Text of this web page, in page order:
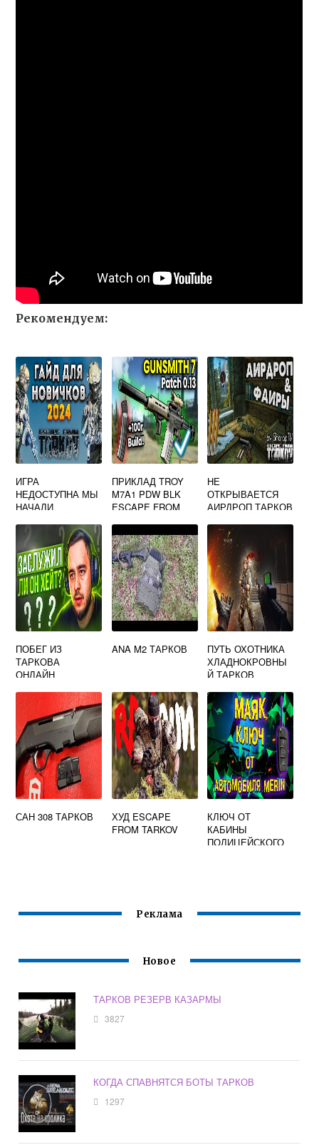
Рекомендуем:
ИГРА
НЕДОСТУПНА МЫ
НАЧАЛИ
ОБНОВЛЕНИЯ
ТАРКОВ
ПРИКЛАД TROY
M7A1 PDW BLK
ESCAPE FROM
НЕ
ОТКРЫВАЕТСЯ
АИРДРОП ТАРКОВ
ПОБЕГ ИЗ
ТАРКОВА
ОНЛАЙН
ANA M2 ТАРКОВ
ПУТЬ ОХОТНИКА
ХЛАДНОКРОВНЫ
Й ТАРКОВ
САН 308 ТАРКОВ
ХУД ESCAPE
FROM TARKOV
КЛЮЧ ОТ
КАБИНЫ
ПОЛИЦЕЙСКОГО
Реклама
Новое
ТАРКОВ РЕЗЕРВ КАЗАРМЫ
3827
КОГДА СПАВНЯТСЯ БОТЫ ТАРКОВ
1297